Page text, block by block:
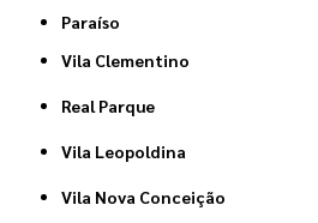
Paraíso
Vila Clementino
Real Parque
Vila Leopoldina
Vila Nova Conceição